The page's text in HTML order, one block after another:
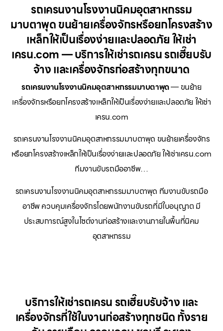
รถเครนงานโรงงานนิคมอุตสาหกรรม
มาบตาพุด ขนย้ายเครื่องจักรหรือยกโครงสร้าง
เหล็กให้เป็นเรื่องง่ายและปลอดภัย ให้เช่า
เครน.com — บริการให้เช่ารถเครน รถเฮี๊ยบรับ
จ้าง และเครื่องจักรก่อสร้างทุกขนาด
รถเครนงานโรงงานนิคมอุตสาหกรรมมาบตาพุด— ขนย้าย
เครื่องจักรหรือยกโครงสร้างเหล็กให้เป็นเรื่องง่ายและปลอดภัย ให้เช่า
เครน.com
รถเครนงานโรงงานนิคมอุตสาหกรรมมาบตาพุด ขนย้ายเครื่องจักร
หรือยกโครงสร้างเหล็กให้เป็นเรื่องง่ายและปลอดภัย ให้เช่าเครน.com
ทีมงานขับรถมืออาชีพ…
รถเครนงานโรงงานนิคมอุตสาหกรรมมาบตาพุด ทีมงานขับรถมือ
อาชีพ ควบคุมเครื่องจักรโดยพนักงานขับรถที่มีใบอนุญาต มี
ประสบการณ์สูงในไซต์งานก่อสร้างและงานภายในพื้นที่นิคม
อุตสาหกรรม
บริการให้เช่ารถเครน รถเฮี๊ยบรับจ้าง และ
เครื่องจักรที่ใช้ในงานก่อสร้างทุกชนิด ทั้งราย